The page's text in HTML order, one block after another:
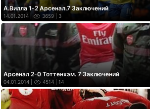
А.Вилла 1-2 Арсенал.7 Заключений
14.01.2014 | 3659 | 3
Арсенал 2-0 Тоттенхэм. 7 Заключений
04.01.2014 | 4514 | 14